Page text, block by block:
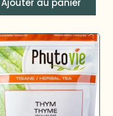
Ajouter au panier